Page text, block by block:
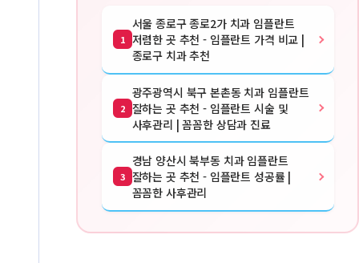
1
서울 종로구 종로2가 치과 임플란트
저렴한 곳 추천 - 임플란트 가격 비교 |
종로구 치과 추천
2
광주광역시 북구 본촌동 치과 임플란트
잘하는 곳 추천 - 임플란트 시술 및
사후관리 | 꼼꼼한 상담과 진료
3
경남 양산시 북부동 치과 임플란트
잘하는 곳 추천 - 임플란트 성공률 |
꼼꼼한 사후관리